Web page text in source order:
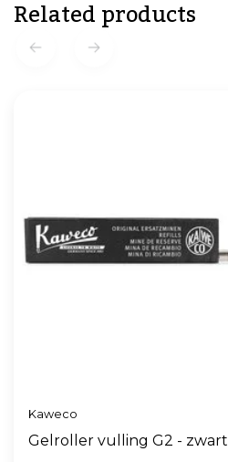
Related products
Kaweco
Gelroller vulling G2 - zwart